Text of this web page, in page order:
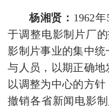
杨湘贤： 1962
于调整电影制片厂
影制片事业的集中
与人员，以期正确
以调整为中心的方针
撤销各省新闻电影